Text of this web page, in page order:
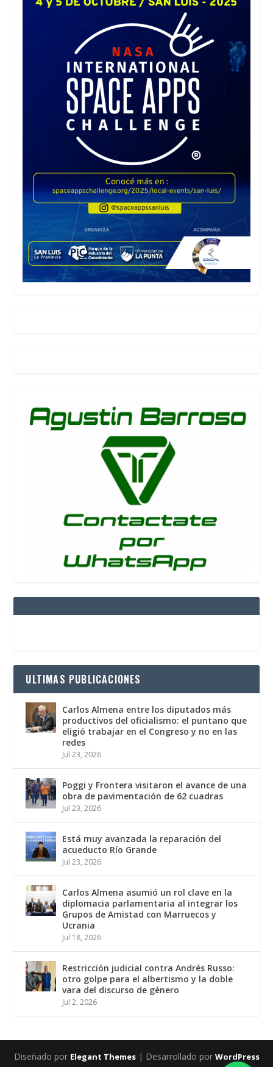
ULTIMAS PUBLICACIONES
Carlos Almena entre los diputados más
productivos del oficialismo: el puntano que
eligió trabajar en el Congreso y no en las
redes
Jul 23, 2026
Poggi y Frontera visitaron el avance de una
obra de pavimentación de 62 cuadras
Jul 23, 2026
Está muy avanzada la reparación del
acueducto Río Grande
Jul 23, 2026
Carlos Almena asumió un rol clave en la
diplomacia parlamentaria al integrar los
Grupos de Amistad con Marruecos y
Ucrania
Jul 18, 2026
Restricción judicial contra Andrés Russo:
otro golpe para el albertismo y la doble
vara del discurso de género
Jul 2, 2026
Diseñado por Elegant Themes| Desarrollado por WordPress